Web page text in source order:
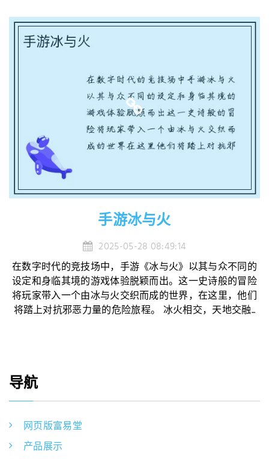
手游冰与火
2025-05-28 08:49:14
在数字时代的竞技场中，手游《冰与火》以其与众不同的
设定和身临其境的游戏体验脱颖而出。这一史诗般的冒险
将玩家带入一个由冰与火交织而成的世界，在这里，他们
将踏上对抗邪恶力量的危险旅程。 冰火相交，天地交融...
导航
网页版富易堂
产品展示